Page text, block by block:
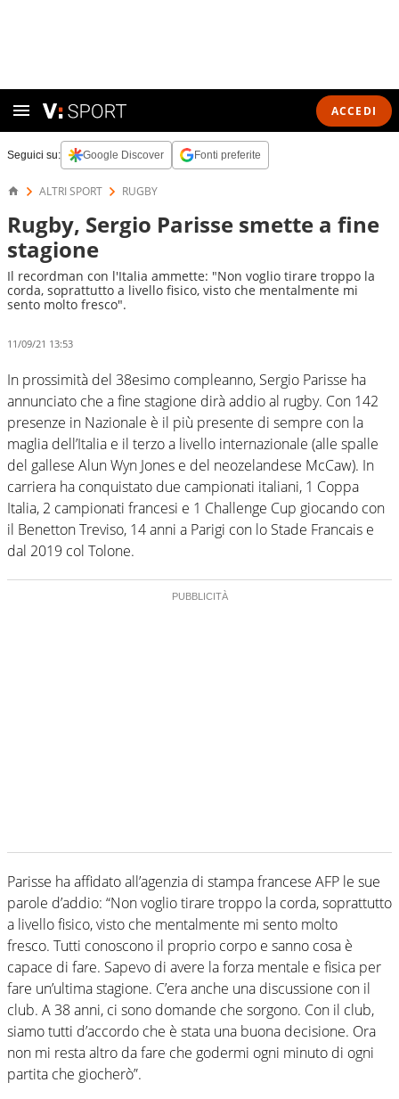
ACCEDI
Seguici su: Google Discover Fonti preferite
ALTRI SPORT RUGBY
Rugby, Sergio Parisse smette a fine
stagione
Il recordman con l'Italia ammette: "Non voglio tirare troppo la
corda, soprattutto a livello fisico, visto che mentalmente mi
sento molto fresco".
11/09/21 13:53
In prossimità del 38esimo compleanno, Sergio Parisse ha
annunciato che a fine stagione dirà addio al rugby. Con 142
presenze in Nazionale è il più presente di sempre con la
maglia dell’Italia e il terzo a livello internazionale (alle spalle
del gallese Alun Wyn Jones e del neozelandese McCaw). In
carriera ha conquistato due campionati italiani, 1 Coppa
Italia, 2 campionati francesi e 1 Challenge Cup giocando con
il Benetton Treviso, 14 anni a Parigi con lo Stade Francais e
dal 2019 col Tolone.
Parisse ha affidato all’agenzia di stampa francese AFP le sue
parole d’addio: “Non voglio tirare troppo la corda, soprattutto
a livello fisico, visto che mentalmente mi sento molto
fresco. Tutti conoscono il proprio corpo e sanno cosa è
capace di fare. Sapevo di avere la forza mentale e fisica per
fare un’ultima stagione. C’era anche una discussione con il
club. A 38 anni, ci sono domande che sorgono. Con il club,
siamo tutti d’accordo che è stata una buona decisione. Ora
non mi resta altro da fare che godermi ogni minuto di ogni
partita che giocherò”.